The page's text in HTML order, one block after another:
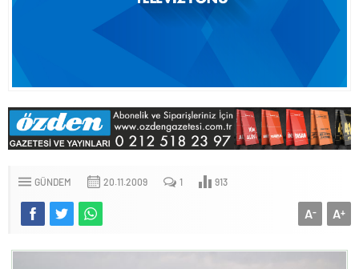
GÜNDEM 20.11.2009 1 913
A+
A-